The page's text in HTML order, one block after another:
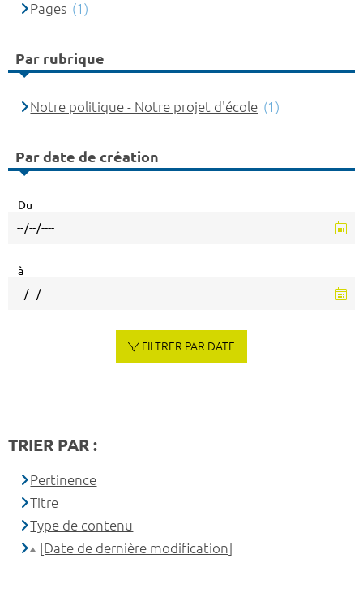
Pages (1)
Par rubrique
Notre politique - Notre projet d'école (1)
Par date de création
Du
à
FILTRER PAR DATE
TRIER PAR :
Pertinence
Titre
Type de contenu
[Date de dernière modification]